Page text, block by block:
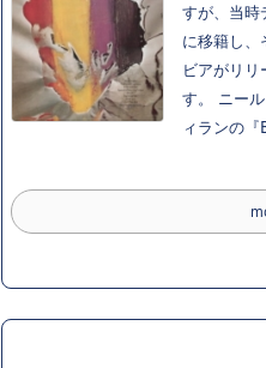
すが、当時
に移籍し、
ビアがリ
す。 ニー
ィランの